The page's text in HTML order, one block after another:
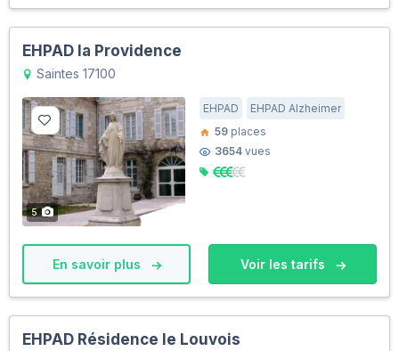
EHPAD la Providence
Saintes 17100
5
EHPAD
EHPAD Alzheimer
59 places
3654 vues
En savoir plus Voir les tarifs
EHPAD Résidence le Louvois